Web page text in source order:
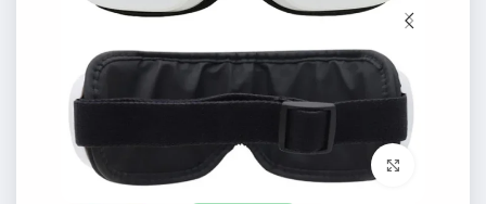
برای بزرگنمایی کلیک کنید